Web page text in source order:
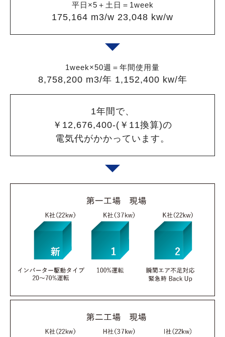
平日×5＋土日＝1week
175,164 m3/w 23,048 kw/w
1week×50週＝年間使用量
8,758,200 m3/年 1,152,400 kw/年
1年間で、
￥12,676,400-(￥11換算)の
電気代がかかっています。